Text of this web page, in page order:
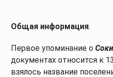
Общая информация.
Первое упоминание о
документах относится к
взялось название